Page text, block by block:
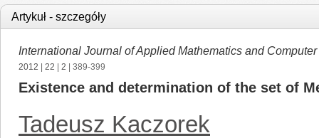
Artykuł - szczegóły
International Journal of Applied Mathematics and
2012 22 2 | 389-399
Existence and determination of the set of
Tadeusz Kaczorek